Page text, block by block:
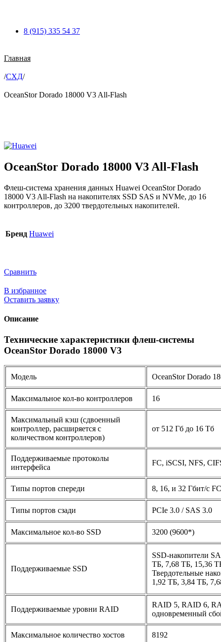
8 (915) 335 54 37
Главная
/СХД/
OceanStor Dorado 18000 V3 All-Flash
OceanStor Dorado 18000 V3 All-Flash
Флеш-система хранения данных Huawei OceanStor Dorado
18000 V3 All-Flash на накопителях SSD SAS и NVMe, до 16
контроллеров, до 3200 твердотельных накопителей.
Бренд Huawei
Сравнить
В избранное
Оставить заявку
Описание
Технические характеристики флеш-системы
OceanStor Dorado 18000 V3
Модель OceanStor Dorado
Максимальное кол-во контроллеров 16
Максимальный кэш (сдвоенный
контроллер, расширяется с
количеством контроллеров)
от 512 Гб до 16 Тб
Поддерживаемые протоколы
интерфейса
FC, iSCSI, NFS,
Типы портов спереди 8, 16, и 32 Гбит/с
Типы портов сзади PCIe 3.0 / SAS 3.0
Максимальное кол-во SSD 3200 (9600*)
Поддерживаемые SSD
SSD-накопители
ТБ, 7,68 ТБ, 15,36
Твердотельные
1,92 ТБ, 3,84 ТБ,
Поддерживаемые уровни RAID
RAID 5, RAID 6,
одновременный
Максимальное количество хостов 8192